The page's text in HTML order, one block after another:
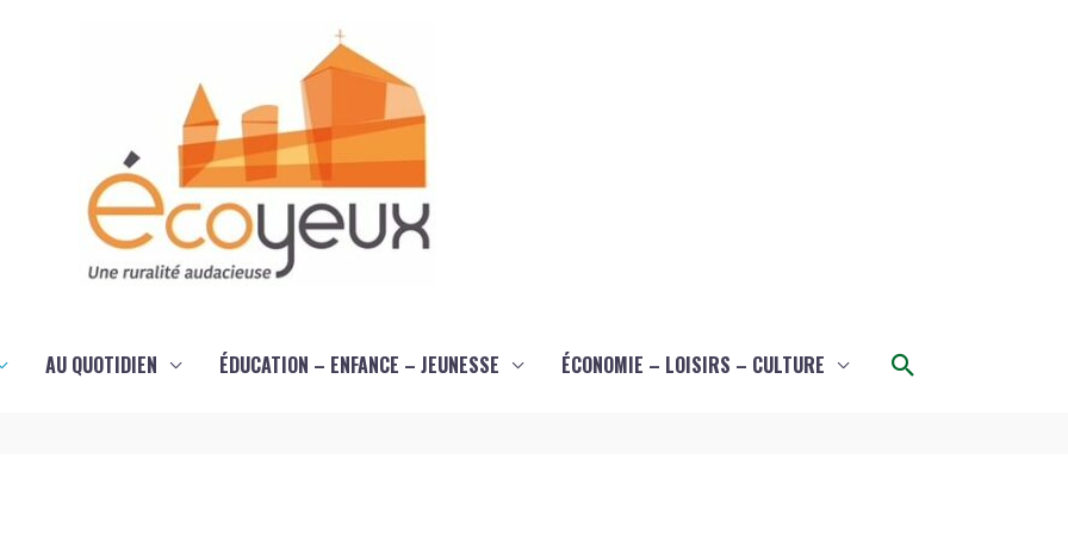
AU QUOTIDIEN ÉDUCATION – ENFANCE – JEUNESSE ÉCONOMIE – LOISIRS – CULTURE Rechercher